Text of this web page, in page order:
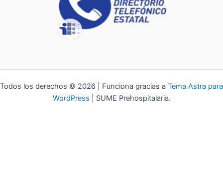
Todos los derechos © 2026 | Funciona gracias a Tema Astra para
WordPress | SUME Prehospitalaria.